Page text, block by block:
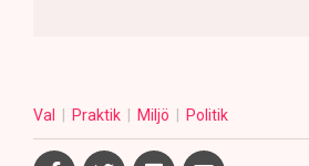
Val Praktik Miljö Politik